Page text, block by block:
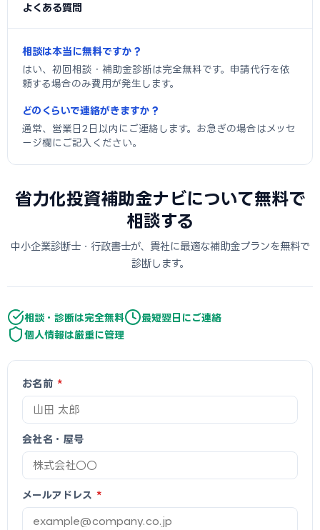
省力化投資補助金ナビについて無料で
相談する
中小企業診断士・行政書士が、貴社に最適な補助金プランを無料で
診断します。
相談・診断は完全無料
最短翌日にご連絡
個人情報は厳重に管理
お名前 *
会社名・屋号
メールアドレス *
よくある質問
相談は本当に無料ですか？
はい、初回相談・補助金診断は完全無料です。申請代行を依
頼する場合のみ費用が発生します。
どのくらいで連絡がきますか？
通常、営業日2日以内にご連絡します。お急ぎの場合はメッセ
ージ欄にご記入ください。